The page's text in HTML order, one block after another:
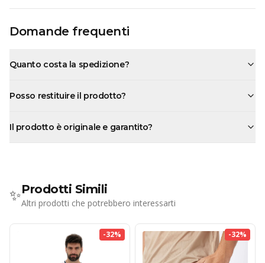
Domande frequenti
Quanto costa la spedizione?
Posso restituire il prodotto?
Il prodotto è originale e garantito?
✨Prodotti Simili
Altri prodotti che potrebbero interessarti
-32% -32%